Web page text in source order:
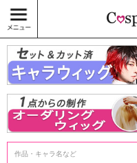
商品タグ
キャラウィッグ
未加工ウィッグ
ベースウィッグ
衣装
SALE中